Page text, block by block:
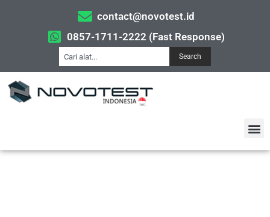
contact@novotest.id
0857-1711-2222 (Fast Response)
Search